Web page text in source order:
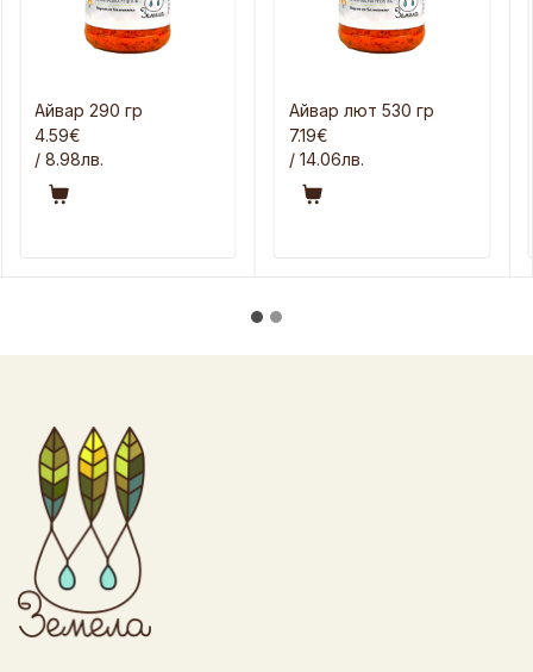
Айвар 290 гр
4.59€
/ 8.98лв.
Айвар лют 530 гр
7.19€
/ 14.06лв.